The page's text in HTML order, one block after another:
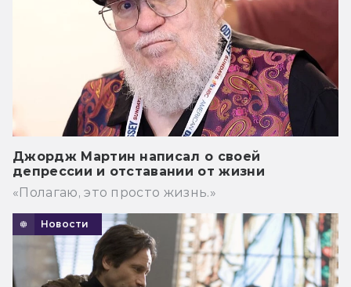
Джордж Мартин написал о своей
депрессии и отставании от жизни
«Полагаю, это просто жизнь.»
Новости